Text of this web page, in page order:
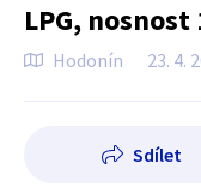
LPG, nosnost
Hodonín 23. 4.
Sdílet